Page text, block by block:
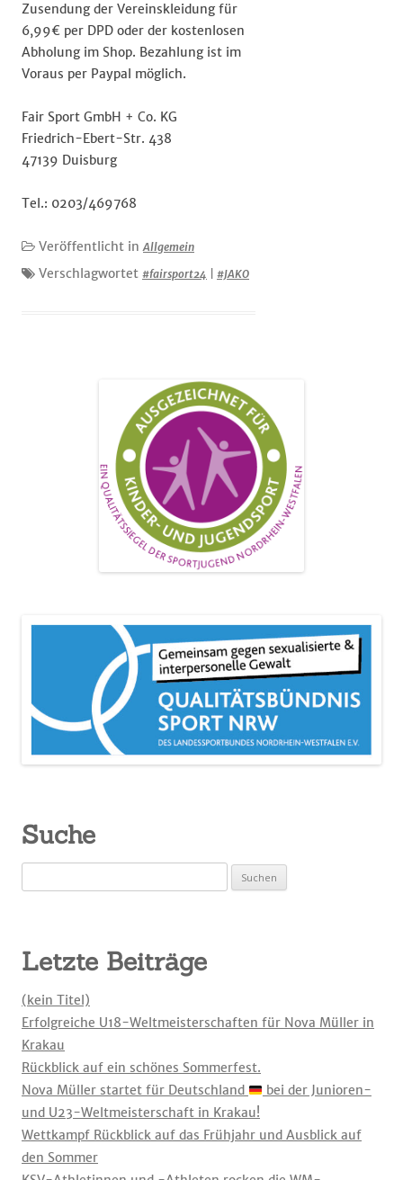
Zusendung der Vereinskleidung für
6,99€ per DPD oder der kostenlosen
Abholung im Shop. Bezahlung ist im
Voraus per Paypal möglich.
Fair Sport GmbH + Co. KG
Friedrich-Ebert-Str. 438
47139 Duisburg
Tel.: 0203/469768
Veröffentlicht inAllgemein
Verschlagwortet #fairsport24 #JAKO
Suche
nach:
Letzte Beiträge
(kein Titel)
Erfolgreiche U18-Weltmeisterschaften für Nova Müller in
Krakau
Rückblick auf ein schönes Sommerfest.
Nova Müller startet für Deutschland
bei der Junioren-
und U23-Weltmeisterschaft in Krakau!
Wettkampf Rückblick auf das Frühjahr und Ausblick auf
den Sommer